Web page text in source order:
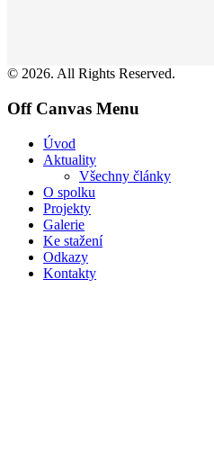
© 2026. All Rights Reserved.
Off Canvas Menu
Úvod
Aktuality
Všechny články
O spolku
Projekty
Galerie
Ke stažení
Odkazy
Kontakty